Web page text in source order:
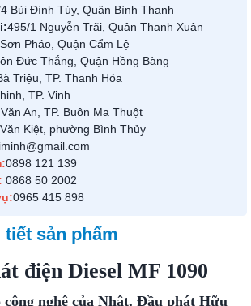
Bùi Đình Túy, Quận Bình Thạnh
495/1 Nguyễn Trãi, Quận Thanh Xuân
Pháo, Quận Cẩm Lệ
Đức Thắng, Quận Hồng Bàng
Triệu, TP. Thanh Hóa
TP. Vinh
An, TP. Buôn Ma Thuột
Kiệt, phường Bình Thủy
0898 121 139
0868 50 2002
0965 415 898
sản phẩm
điện Diesel MF 1090
nghệ của Nhật, Đầu phát Hữu